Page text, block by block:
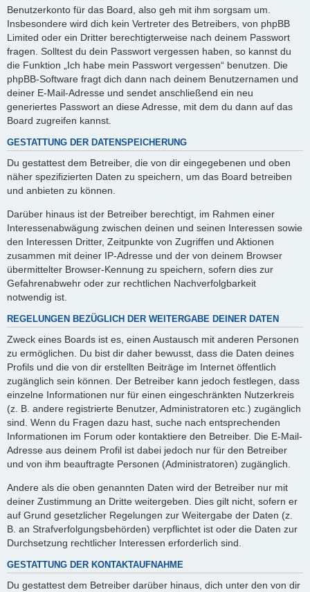
Benutzerkonto für das Board, also geh mit ihm sorgsam um.
Insbesondere wird dich kein Vertreter des Betreibers, von phpBB
Limited oder ein Dritter berechtigterweise nach deinem Passwort
fragen. Solltest du dein Passwort vergessen haben, so kannst du
die Funktion „Ich habe mein Passwort vergessen“ benutzen. Die
phpBB-Software fragt dich dann nach deinem Benutzernamen und
deiner E-Mail-Adresse und sendet anschließend ein neu
generiertes Passwort an diese Adresse, mit dem du dann auf das
Board zugreifen kannst.
GESTATTUNG DER DATENSPEICHERUNG
Du gestattest dem Betreiber, die von dir eingegebenen und oben
näher spezifizierten Daten zu speichern, um das Board betreiben
und anbieten zu können.
Darüber hinaus ist der Betreiber berechtigt, im Rahmen einer
Interessenabwägung zwischen deinen und seinen Interessen sowie
den Interessen Dritter, Zeitpunkte von Zugriffen und Aktionen
zusammen mit deiner IP-Adresse und der von deinem Browser
übermittelter Browser-Kennung zu speichern, sofern dies zur
Gefahrenabwehr oder zur rechtlichen Nachverfolgbarkeit
notwendig ist.
REGELUNGEN BEZÜGLICH DER WEITERGABE DEINER DATEN
Zweck eines Boards ist es, einen Austausch mit anderen Personen
zu ermöglichen. Du bist dir daher bewusst, dass die Daten deines
Profils und die von dir erstellten Beiträge im Internet öffentlich
zugänglich sein können. Der Betreiber kann jedoch festlegen, dass
einzelne Informationen nur für einen eingeschränkten Nutzerkreis
(z. B. andere registrierte Benutzer, Administratoren etc.) zugänglich
sind. Wenn du Fragen dazu hast, suche nach entsprechenden
Informationen im Forum oder kontaktiere den Betreiber. Die E-Mail-
Adresse aus deinem Profil ist dabei jedoch nur für den Betreiber
und von ihm beauftragte Personen (Administratoren) zugänglich.
Andere als die oben genannten Daten wird der Betreiber nur mit
deiner Zustimmung an Dritte weitergeben. Dies gilt nicht, sofern er
auf Grund gesetzlicher Regelungen zur Weitergabe der Daten (z.
B. an Strafverfolgungsbehörden) verpflichtet ist oder die Daten zur
Durchsetzung rechtlicher Interessen erforderlich sind.
GESTATTUNG DER KONTAKTAUFNAHME
Du gestattest dem Betreiber darüber hinaus, dich unter den von dir